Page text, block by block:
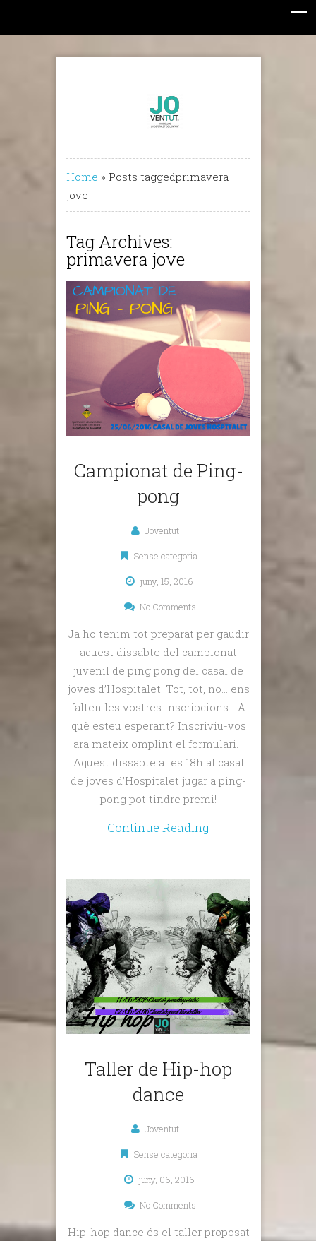
Home » Posts taggedprimavera
jove
Tag Archives:
primavera jove
Campionat de Ping-
pong
Joventut
Sense categoria
juny, 15, 2016
No Comments
Ja ho tenim tot preparat per gaudir
aquest dissabte del campionat
juvenil de ping pong del casal de
joves d’Hospitalet. Tot, tot, no… ens
falten les vostres inscripcions… A
què esteu esperant? Inscriviu-vos
ara mateix omplint el formulari.
Aquest dissabte a les 18h al casal
de joves d’Hospitalet jugar a ping-
pong pot tindre premi!
Continue Reading
Taller de Hip-hop
dance
Joventut
Sense categoria
juny, 06, 2016
No Comments
Hip-hop dance és el taller proposat